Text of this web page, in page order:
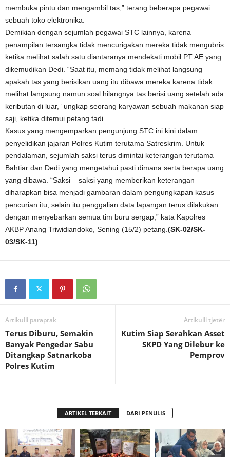
membuka pintu dan mengambil tas,” terang beberapa pegawai
sebuah toko elektronika.
Demikian dengan sejumlah pegawai STC lainnya, karena
penampilan tersangka tidak mencurigakan mereka tidak mengubris
ketika melihat salah satu diantaranya mendekati mobil PT AE yang
dikemudikan Dedi. “Saat itu, memang tidak melihat langsung
apakah tas yang berisikan uang itu dibawa mereka karena tidak
melihat langsung namun soal hilangnya tas berisi uang setelah ada
keributan di luar,” ungkap seorang karyawan sebuah makanan siap
saji, ketika ditemui petang tadi.
Kasus yang mengemparkan pengunjung STC ini kini dalam
penyelidikan jajaran Polres Kutim terutama Satreskrim. Untuk
pendalaman, sejumlah saksi terus dimintai keterangan terutama
Bahtiar dan Dedi yang mengetahui pasti dimana serta berapa uang
yang dibawa. “Saksi – saksi yang memberikan keterangan
diharapkan bisa menjadi gambaran dalam pengungkapan kasus
pencurian itu, selain itu penggalian data lapangan terus dilakukan
dengan menyebarkan semua tim buru sergap,” kata Kapolres
AKBP Anang Triwidiandoko, Sening (15/2) petang. (SK-02/SK-
03/SK-11)
Artikulli paraprak
Terus Diburu, Semakin
Banyak Pengedar Sabu
Ditangkap Satnarkoba
Polres Kutim
Artikulli tjetër
Kutim Siap Serahkan Asset
SKPD Yang Dilebur ke
Pemprov
ARTIKEL TERKAIT DARI PENULIS